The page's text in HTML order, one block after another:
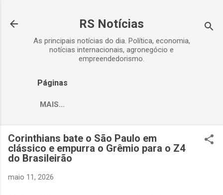
RS Notícias
As principais notícias do dia. Política, economia,
notícias internacionais, agronegócio e
empreendedorismo.
Páginas
MAIS…
Corinthians bate o São Paulo em
clássico e empurra o Grêmio para o Z4
do Brasileirão
maio 11, 2026